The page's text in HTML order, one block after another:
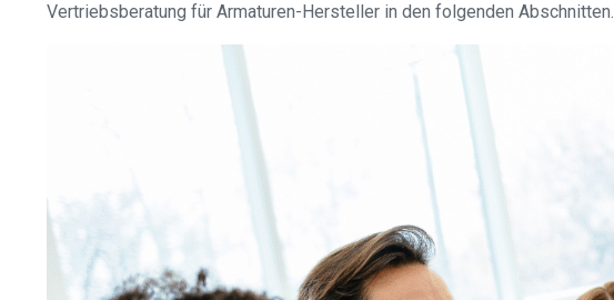
Vertriebsberatung für Armaturen-Hersteller in den folgenden Abschnitten.